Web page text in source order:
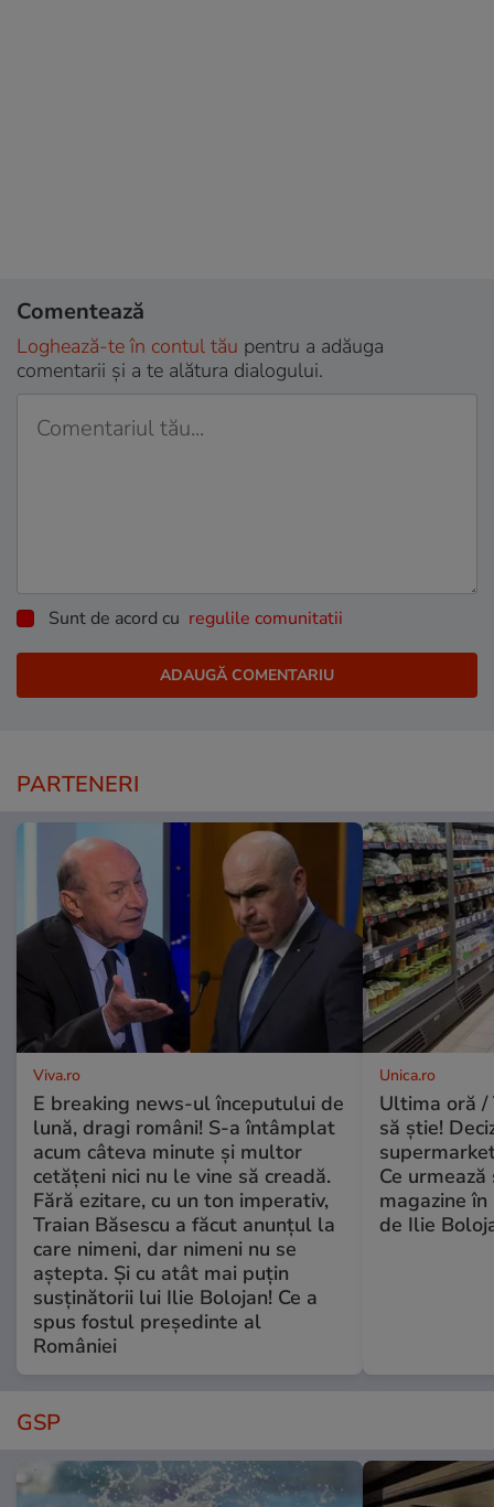
Comentează
Loghează-te în contul tău pentru a adăuga
comentarii și a te alătura dialogului.
Sunt de acord cu regulile comunitatii
PARTENERI
Viva.ro
E breaking news-ul începutului de
lună, dragi români! S-a întâmplat
acum câteva minute și multor
cetățeni nici nu le vine să creadă.
Fără ezitare, cu un ton imperativ,
Traian Băsescu a făcut anunțul la
care nimeni, dar nimeni nu se
aștepta. Și cu atât mai puțin
susținătorii lui Ilie Bolojan! Ce a
spus fostul președinte al
României
Unica.ro
Ultima oră /
să știe!
Ce
magazine
de Ilie
GSP